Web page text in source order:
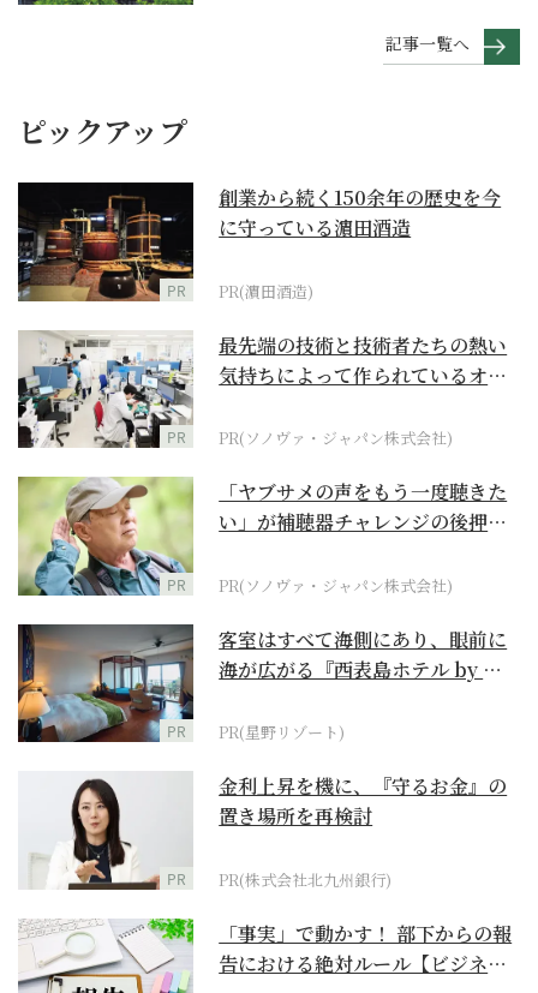
記事一覧へ
ピックアップ
PR
創業から続く150余年の歴史を今
に守っている濵田酒造
PR(濵田酒造)
PR
最先端の技術と技術者たちの熱い
気持ちによって作られているオー
PR(ソノヴァ・ジャパン株式会社)
PR
「ヤブサメの声をもう一度聴きた
い」が補聴器チャレンジの後押し
PR(ソノヴァ・ジャパン株式会社)
PR
客室はすべて海側にあり、眼前に
海が広がる『西表島ホテル by 星
PR(星野リゾート)
PR
金利上昇を機に、『守るお金』の
置き場所を再検討
PR(株式会社北九州銀行)
「事実」で動かす！ 部下からの報
告における絶対ルール【ビジネス